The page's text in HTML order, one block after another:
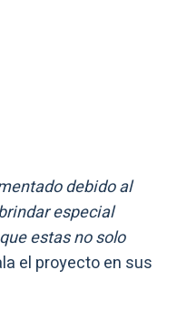
debido al
especial
estas no solo
el proyecto en sus